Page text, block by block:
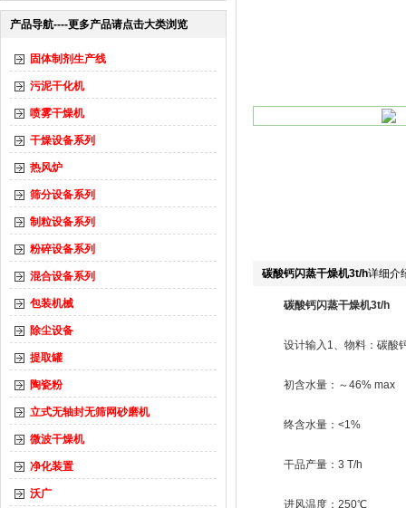
产品导航----更多产品请点击大类浏览
固体制剂生产线
污泥干化机
喷雾干燥机
干燥设备系列
热风炉
筛分设备系列
制粒设备系列
粉碎设备系列
混合设备系列
包装机械
除尘设备
提取罐
陶瓷粉
立式无轴封无筛网砂磨机
微波干燥机
净化装置
沃广
碳酸钙闪蒸干燥机3t/h详细介
碳酸钙闪蒸干燥机3t/h
设计输入1、物料：碳酸
初含水量：～46% max
终含水量：<1%
干品产量：3 T/h
进风温度：250℃